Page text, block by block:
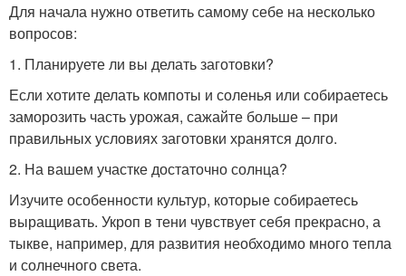
Для начала нужно ответить самому себе на несколько
вопросов:
1. Планируете ли вы делать заготовки?
Если хотите делать компоты и соленья или собираетесь
заморозить часть урожая, сажайте больше – при
правильных условиях заготовки хранятся долго.
2. На вашем участке достаточно солнца?
Изучите особенности культур, которые собираетесь
выращивать. Укроп в тени чувствует себя прекрасно, а
тыкве, например, для развития необходимо много тепла
и солнечного света.